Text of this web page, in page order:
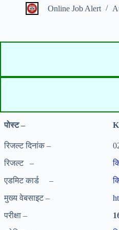
Online Job Alert
पोस्ट –
रिजल्ट दिनांक –
रिजल्ट –
एडमिट कार्ड –
मुख्य वेबसाइट –
परीक्षा –